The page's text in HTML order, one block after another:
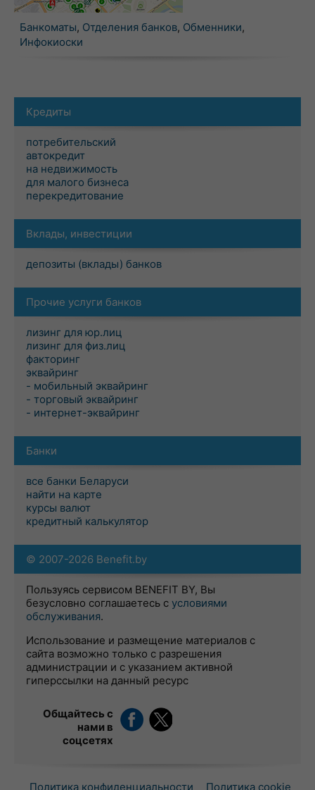
Банкоматы, Отделения банков, Обменники,
Инфокиоски
Кредиты
потребительский
автокредит
на недвижимость
для малого бизнеса
перекредитование
Вклады, инвестиции
депозиты (вклады) банков
Прочие услуги банков
лизинг для юр.лиц
лизинг для физ.лиц
факторинг
эквайринг
- мобильный эквайринг
- торговый эквайринг
- интернет-эквайринг
Банки
все банки Беларуси
найти на карте
курсы валют
кредитный калькулятор
© 2007-2026 Benefit.by
Пользуясь сервисом BENEFIT BY, Вы
безусловно соглашаетесь с условиями
обслуживания.
Использование и размещение материалов с
сайта возможно только с разрешения
администрации и с указанием активной
гиперссылки на данный ресурс
Общайтесь с
нами в
соцсетях
Политика конфиденциальности Политика cookie